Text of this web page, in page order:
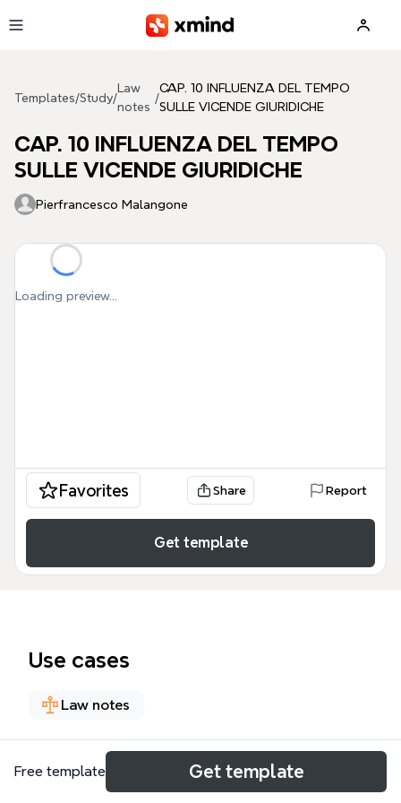
Templates/Study/
Law
notes
/
CAP. 10 INFLUENZA DEL TEMPO
SULLE VICENDE GIURIDICHE
CAP. 10 INFLUENZA DEL TEMPO
SULLE VICENDE GIURIDICHE
Pierfrancesco Malangone
Loading preview...
Favorites Share Report
Get template
Use cases
Law notes
About
Free template Get template